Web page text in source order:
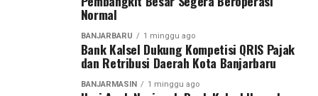
Pangdam menegaskan sepak bola bukan hanya olahraga
yang paling digemari masyarakat, tetapi juga sarana
membentuk karakter generasi muda melalui nilai
disiplin, kerja sama, sportivitas, dan semangat juang.
Normal
BANJARBARU 1 minggu ago
Bank Kalsel Dukung Kompetisi QRIS Pajak
dan Retribusi Daerah Kota Banjarbaru
BANJARMASIN 1 minggu ago